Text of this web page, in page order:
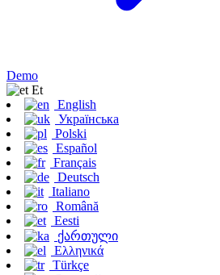
Demo
Et
English
Українська
Polski
Español
Français
Deutsch
Italiano
Română
Eesti
ქართული
Ελληνικά
Türkçe